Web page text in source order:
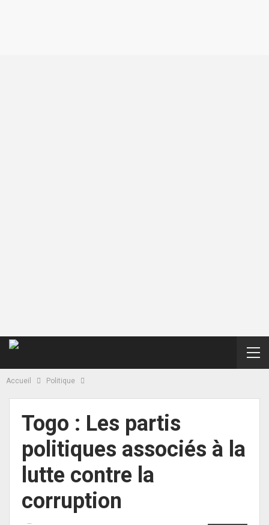
Accueil Politique
Togo : Les partis
politiques associés à la
lutte contre la
corruption